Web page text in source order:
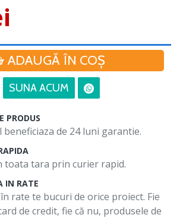
ADAUGĂ ÎN COŞ
SUNA ACUM
PRODUS
beneficiaza de 24 luni garantie.
toata tara prin curier rapid.
IN RATE
rate te bucuri de orice proiect. Fie
de credit, fie că nu, produsele de